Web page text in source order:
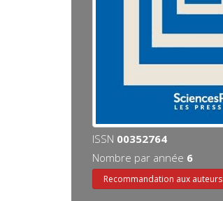
ISSN 00352764
Nombre par année 6
Recommandation aux auteurs